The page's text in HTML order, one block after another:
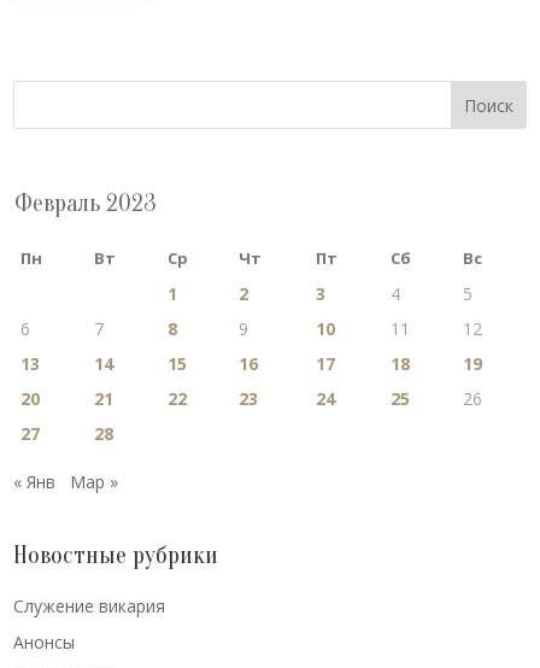
Поиск
Февраль 2023
Пн Вт Ср Чт Пт Сб Вс
1 2 3 4
5
6
7 8 9 10 11
12
13
14 15 16 17 18
19
20
21 22 23 24 25
26
27
28
« Янв Мар »
Новостные рубрики
Cлужение викария
Анонсы